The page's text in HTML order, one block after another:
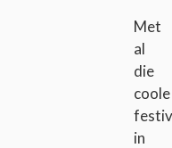
Met
al
die
coole
in